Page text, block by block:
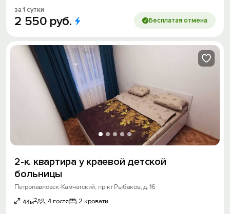
за 1 сутки
2 550 руб. Бесплатая отмена
2-к. квартира у краевой детской
больницы
Петропавловск-Камчатский, пр-кт Рыбаков, д. 16
44м2 4 гостя 2 кровати